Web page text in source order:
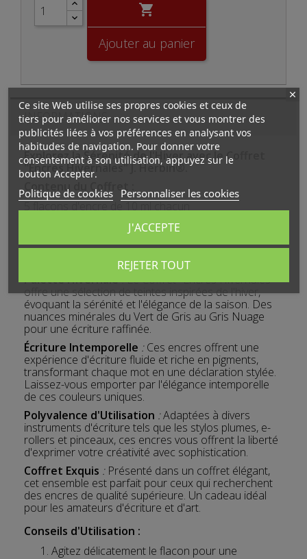

Ajouter au panier
INFORMATIONS
Explorez la Sérénité de l'Hiver avec le Coffret
"Encres Hivernales" J. Herbin®.
Contenu du Coffret :
Nuances Minérales : Vert de Gris, Éclat de Saphir,
Perle Noire, Poussière de Lune, Gris Nuage
Caractéristiques :
Palette Hivernale:Le Coffret "Encres Hivernales"
offre une sélection de teintes inspirées de l'hiver,
évoquant la sérénité et l'élégance de la saison. Des
nuances minérales du Vert de Gris au Gris Nuage
pour une écriture raffinée.
Écriture Intemporelle :Ces encres offrent une
expérience d'écriture fluide et riche en pigments,
transformant chaque mot en une déclaration stylée.
Laissez-vous emporter par l'élégance intemporelle
de ces couleurs uniques.
Polyvalence d'Utilisation :Adaptées à divers
instruments d'écriture tels que les stylos plumes, e-
rollers et pinceaux, ces encres vous offrent la liberté
d'exprimer votre créativité avec sophistication.
Coffret Exquis :Présenté dans un coffret élégant,
cet ensemble est parfait pour ceux qui recherchent
des encres de qualité supérieure. Un cadeau idéal
pour les amateurs d'écriture et d'art.
Conseils d'Utilisation :
Agitez délicatement le flacon pour une
Ce site Web utilise ses propres cookies et ceux de
tiers pour améliorer nos services et vous montrer des
publicités liées à vos préférences en analysant vos
habitudes de navigation. Pour donner votre
consentement à son utilisation, appuyez sur le
bouton Accepter.
Politique de cookies Personnaliser les cookies
REJETER TOUT
J'ACCEPTE